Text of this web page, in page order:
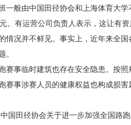
一般由中国田径协会和上海体育大
。有运营公司负责人表示，这让有
情况并不鲜见。事实上，近年来全
。
事临时建筑也存在安全隐患。按照
事涉赛人员的健康权益也构成损害
田径协会关于进一步加强全国路